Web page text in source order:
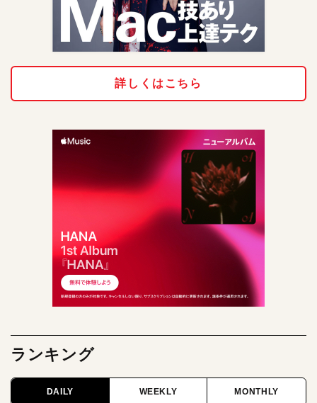
詳しくはこちら
ランキング
DAILY WEEKLY MONTHLY